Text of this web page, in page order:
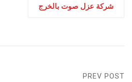
شركة عزل صوت بالخرج
PREV POST